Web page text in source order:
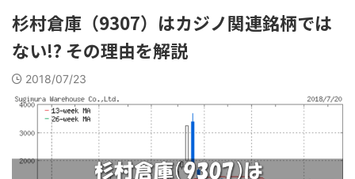
杉村倉庫（9307）はカジノ関連銘柄では
ない!? その理由を解説
2018/07/23